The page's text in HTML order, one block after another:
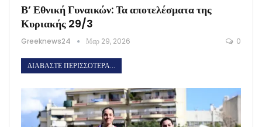
Β’ Εθνική Γυναικών: Τα αποτελέσματα της
Κυριακής 29/3
Greeknews24 Μαρ 29, 2026 0
ΔΙΑΒΆΣΤΕ ΠΕΡΙΣΣΌΤΕΡΑ...